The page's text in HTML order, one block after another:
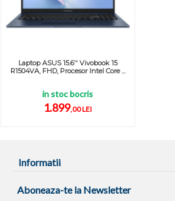
Laptop ASUS 15.6'' Vivobook 15
R1504VA, FHD, Procesor Intel Core ...
in stoc bocris
1.899,00 LEI
Informatii
Aboneaza-te la Newsletter